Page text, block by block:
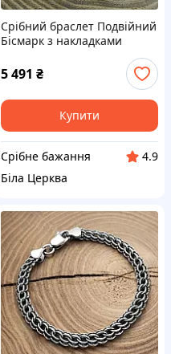
Срібний браслет Подвійний
Бісмарк з накладками
5 491 ₴
Купити
Срібне бажання
4.9
Біла Церква